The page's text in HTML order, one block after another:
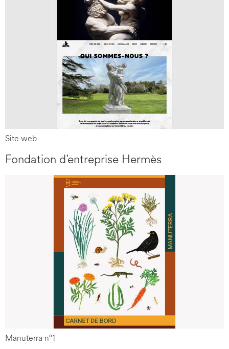
Site web
Fondation d’entreprise Hermès
Manuterra n°1